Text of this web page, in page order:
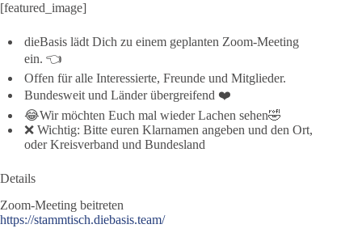
[featured_image]
dieBasis lädt Dich zu einem geplanten Zoom-Meeting
ein. 👈
Offen für alle Interessierte, Freunde und Mitglieder.
Bundesweit und Länder übergreifend ❤️
😂Wir möchten Euch mal wieder Lachen sehen🤣
❌ Wichtig: Bitte euren Klarnamen angeben und den Ort,
oder Kreisverband und Bundesland
Details
Zoom-Meeting beitreten
https://stammtisch.diebasis.team/